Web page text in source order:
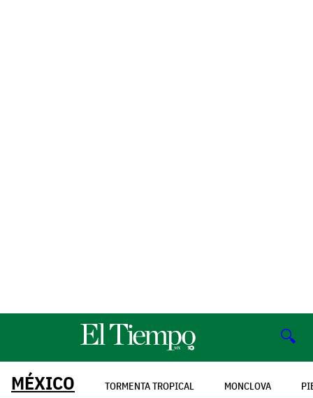
🔍
MÉXICO TORMENTA TROPICAL MONCLOVA